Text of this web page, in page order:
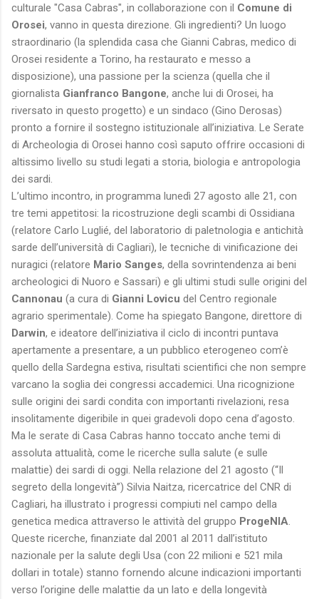
culturale "Casa Cabras", in collaborazione con il Comune di
Orosei, vanno in questa direzione. Gli ingredienti? Un luogo
straordinario (la splendida casa che Gianni Cabras, medico di
Orosei residente a Torino, ha restaurato e messo a
disposizione), una passione per la scienza (quella che il
giornalista Gianfranco Bangone, anche lui di Orosei, ha
riversato in questo progetto) e un sindaco (Gino Derosas)
pronto a fornire il sostegno istituzionale all’iniziativa. Le Serate
di Archeologia di Orosei hanno così saputo offrire occasioni di
altissimo livello su studi legati a storia, biologia e antropologia
dei sardi.
L’ultimo incontro, in programma lunedì 27 agosto alle 21, con
tre temi appetitosi: la ricostruzione degli scambi di Ossidiana
(relatore Carlo Luglié, del laboratorio di paletnologia e antichità
sarde dell’università di Cagliari), le tecniche di vinificazione dei
nuragici (relatore Mario Sanges, della sovrintendenza ai beni
archeologici di Nuoro e Sassari) e gli ultimi studi sulle origini del
Cannonau (a cura di Gianni Lovicu del Centro regionale
agrario sperimentale). Come ha spiegato Bangone, direttore di
Darwin, e ideatore dell’iniziativa il ciclo di incontri puntava
apertamente a presentare, a un pubblico eterogeneo com’è
quello della Sardegna estiva, risultati scientifici che non sempre
varcano la soglia dei congressi accademici. Una ricognizione
sulle origini dei sardi condita con importanti rivelazioni, resa
insolitamente digeribile in quei gradevoli dopo cena d’agosto.
Ma le serate di Casa Cabras hanno toccato anche temi di
assoluta attualità, come le ricerche sulla salute (e sulle
malattie) dei sardi di oggi. Nella relazione del 21 agosto (“Il
segreto della longevità”) Silvia Naitza, ricercatrice del CNR di
Cagliari, ha illustrato i progressi compiuti nel campo della
genetica medica attraverso le attività del gruppo ProgeNIA
Queste ricerche, finanziate dal 2001 al 2011 dall’istituto
nazionale per la salute degli Usa (con 22 milioni e 521 mila
dollari in totale) stanno fornendo alcune indicazioni importanti
verso l’origine delle malattie da un lato e della longevità